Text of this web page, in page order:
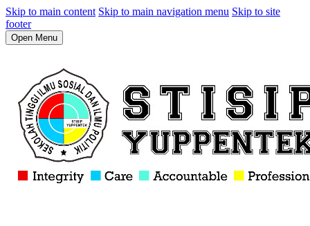
Skip to main content Skip to main navigation menu Skip to site
footer
Open Menu